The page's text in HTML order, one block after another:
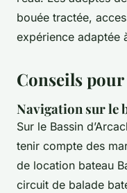
bouée tractée,
expérience adaptée
Conseils
Navigation sur le
Sur le Bassin
tenir compte des
de location bateau
circuit de balade